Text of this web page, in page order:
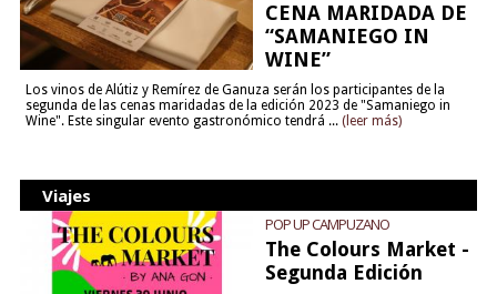
CENA MARIDADA DE
“SAMANIEGO IN
WINE”
Los vinos de Alútiz y Remírez de Ganuza serán los participantes de la
segunda de las cenas maridadas de la edición 2023 de "Samaniego in
Wine". Este singular evento gastronómico tendrá ... (leer más)
Viajes
POP UP CAMPUZANO
The Colours Market -
Segunda Edición